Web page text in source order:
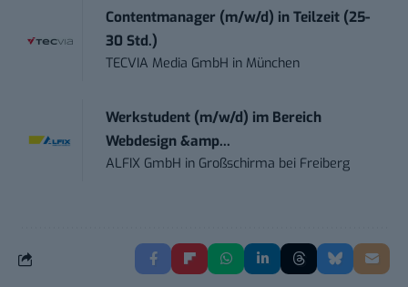
Contentmanager (m/w/d) in Teilzeit (25-
30 Std.)
TECVIA Media GmbH in München
Werkstudent (m/w/d) im Bereich
Webdesign &amp...
ALFIX GmbH in Großschirma bei Freiberg